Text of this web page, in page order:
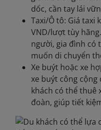
dốc, cần tay lái
Taxi/Ô tô: Giá taxi
VND/lượt tùy
người, gia đình có
muốn di chuyển
Xe buýt hoặc xe
xe buýt công
khách có thể thuê
đoàn, giúp tiết